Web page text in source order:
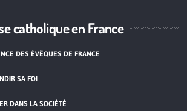
catholique en France
DES ÉVÊQUES DE FRANCE
SA FOI
DANS LA SOCIÉTÉ